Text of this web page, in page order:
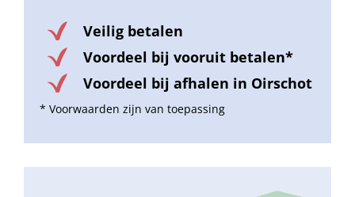
Veilig betalen
Voordeel bij vooruit betalen*
Voordeel bij afhalen in Oirschot
* Voorwaarden zijn van toepassing